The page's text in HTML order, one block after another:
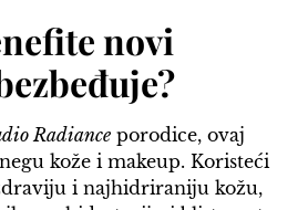
novi
Radiance porodice, ovaj
kože i makeup. Koristeći
i najhidriraniju kožu,